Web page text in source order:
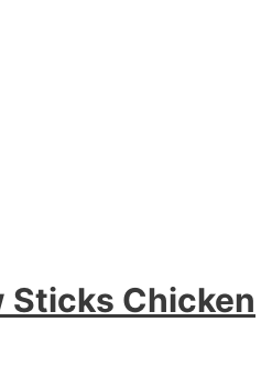
Sticks Chicken